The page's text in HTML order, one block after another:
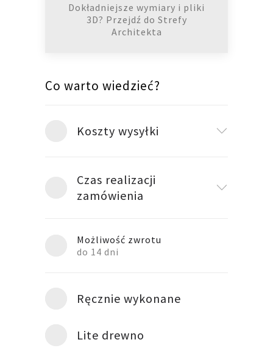
Dokładniejsze wymiary i pliki
3D? Przejdź do Strefy
Architekta
Co warto wiedzieć?
Koszty wysyłki
Czas realizacji
zamówienia
Możliwość zwrotu
do 14 dni
Ręcznie wykonane
Lite drewno